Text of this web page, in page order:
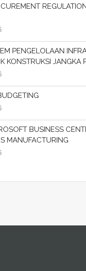
PENGELOLAAN
KONSTRUKSI JANGKA
BUSINESS
MANUFACTURING